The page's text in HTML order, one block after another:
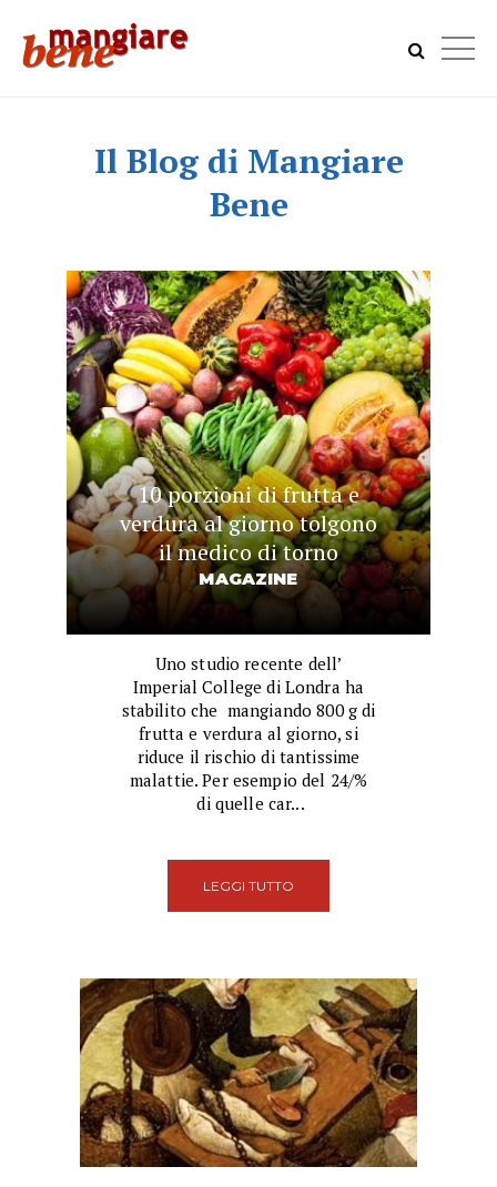
Il Blog di Mangiare
Bene
10 porzioni di frutta e
verdura al giorno tolgono
il medico di torno
MAGAZINE
Uno studio recente dell’
Imperial College di Londra ha
stabilito che mangiando 800 g di
frutta e verdura al giorno, si
riduce il rischio di tantissime
malattie. Per esempio del 24/%
di quelle car...
LEGGI TUTTO